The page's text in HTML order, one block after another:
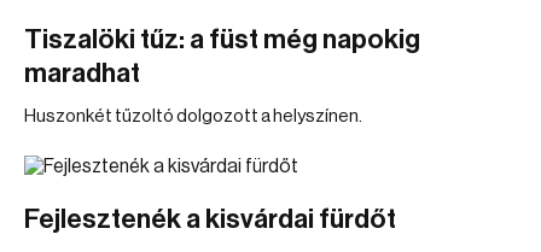
Tiszalöki tűz: a füst még napokig
maradhat
Huszonkét tűzoltó dolgozott a helyszínen.
Fejlesztenék a kisvárdai fürdőt